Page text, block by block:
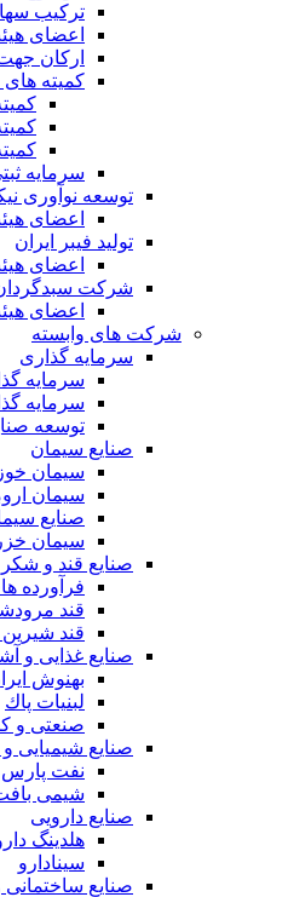
ترکیب
اعضای
ارکان
کمیته های
سرمایه
توسعه نوآوری
اعضای
تولید فیبر ایران
اعضای
شرکت سبدگردان
اعضای
شرکت های وابسته
سرمایه گذاری
سرمایه
سرمایه
توسعه‌
صنایع سیمان
سیمان
سیمان
صنایع
سیمان خزر
صنایع قند و شکر
فرآورده
قند
قند
صنایع غذايی و
بهنوش
لبنيات پاك
صنعتی و
صنایع شیمیایی
نفت پارس
شیمی
صنایع دارویی
هلدینگ
سینادارو
صنایع